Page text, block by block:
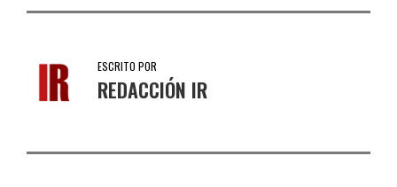
ESCRITO POR
REDACCIÓN IR